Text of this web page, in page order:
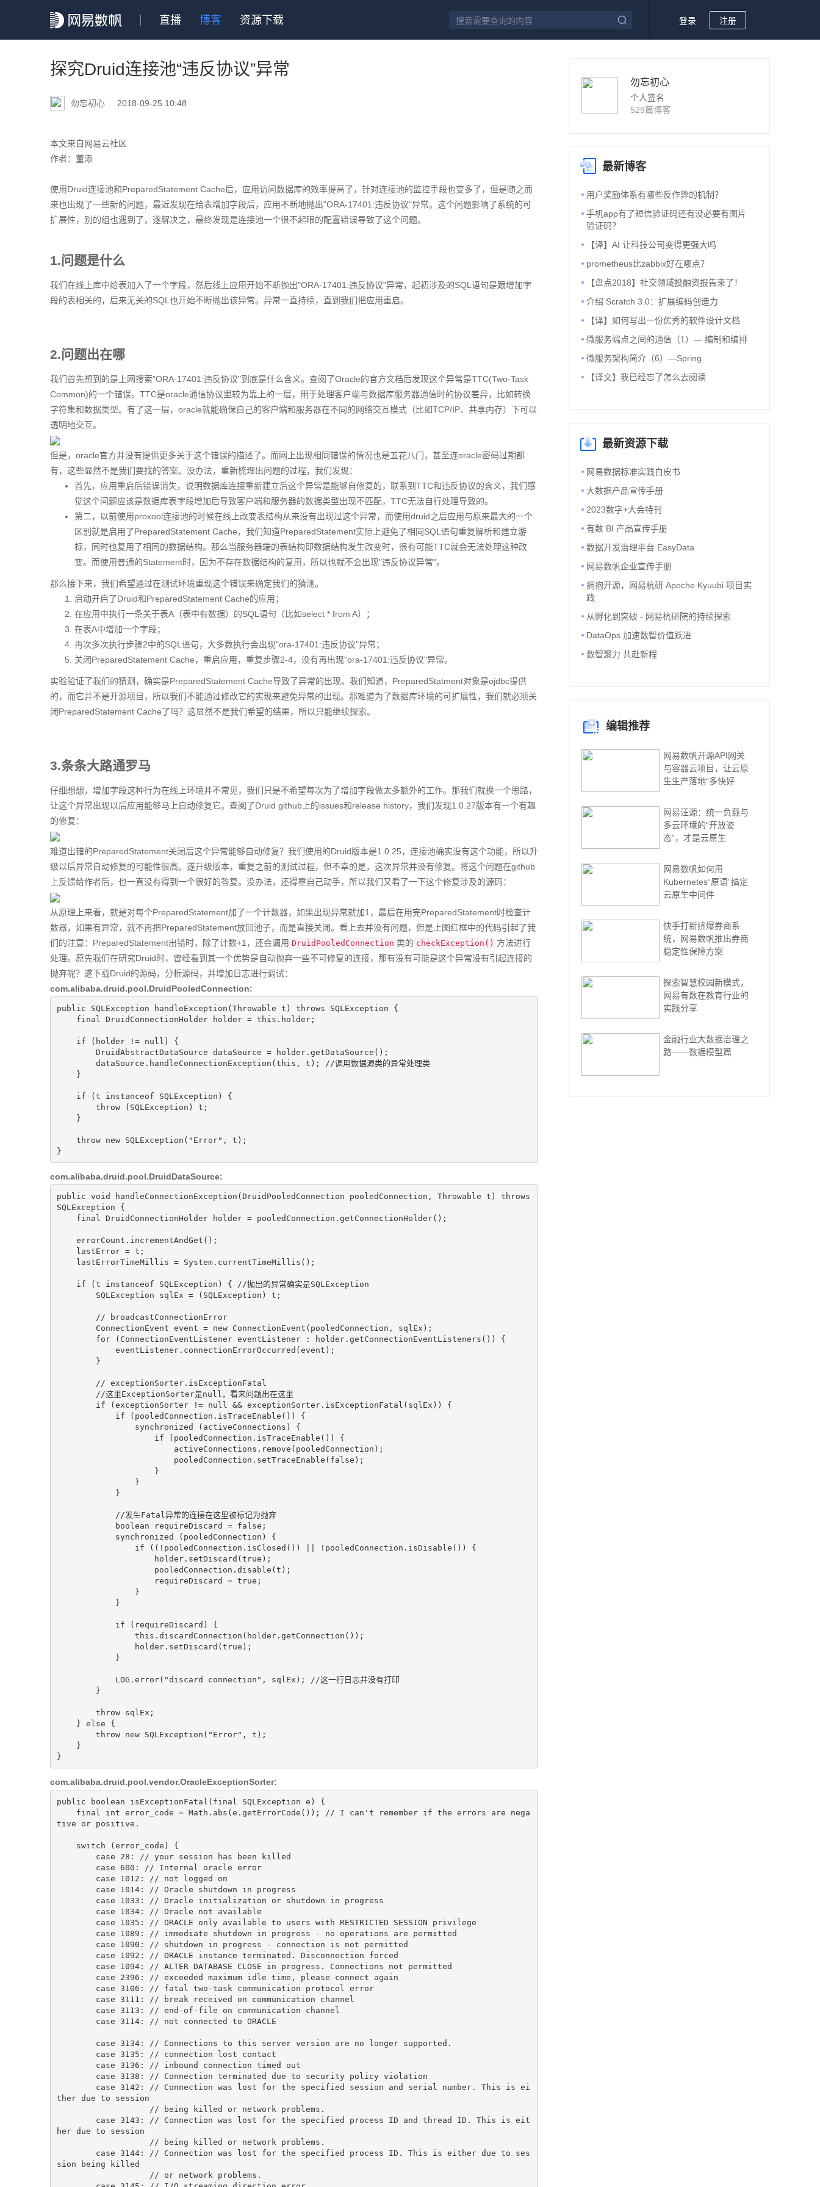
直播 博客 资源下载 登录 注册
勿忘初心
个人签名
529篇博客
最新博客
用户奖励体系有哪些反作弊的机制？
手机app有了短信验证码还有没必要有图片
验证码？
【译】AI 让科技公司变得更强大吗
prometheus比zabbix好在哪点？
【盘点2018】社交领域投融资报告来了！
介绍 Scratch 3.0：扩展编码创造力
【译】如何写出一份优秀的软件设计文档
微服务端点之间的通信（1）— 编制和编排
微服务架构简介（6）—Spring
【译文】我已经忘了怎么去阅读
最新资源下载
网易数据标准实践白皮书
大数据产品宣传手册
2023数字+大会特刊
有数 BI 产品宣传手册
数据开发治理平台 EasyData
网易数帆企业宣传手册
拥抱开源，网易杭研 Apoche Kyuubi 项目实
践
从孵化到突破 - 网易杭研院的持续探索
DataOps 加速数智价值跃进
数智聚力 共赴新程
编辑推荐
网易数帆开源API网关
与容器云项目，让云原
生生产落地“多快好
网易汪源：统一负载与
多云环境的“开放姿
态”，才是云原生
网易数帆如何用
Kubernetes“原语”搞定
云原生中间件
快手打新挤爆券商系
统，网易数帆推出券商
稳定性保障方案
探索智慧校园新模式，
网易有数在教育行业的
实践分享
金融行业大数据治理之
路——数据模型篇
探究Druid连接池“违反协议”异常
勿忘初心 2018-09-25 10:48
本文来自网易云社区
作者：董添
使用Druid连接池和PreparedStatement Cache后，应用访问数据库的效率提高了，针对连接池的监控手段也变多了，但是随之而
来也出现了一些新的问题，最近发现在给表增加字段后，应用不断地抛出"ORA-17401:违反协议"异常。这个问题影响了系统的可
扩展性，别的组也遇到了，遂解决之，最终发现是连接池一个很不起眼的配置错误导致了这个问题。
1.问题是什么
我们在线上库中给表加入了一个字段，然后线上应用开始不断抛出"ORA-17401:违反协议"异常，起初涉及的SQL语句是跟增加字
段的表相关的，后来无关的SQL也开始不断抛出该异常。异常一直持续，直到我们把应用重启。
2.问题出在哪
我们首先想到的是上网搜索"ORA-17401:违反协议"到底是什么含义。查阅了Oracle的官方文档后发现这个异常是TTC(Two-Task
Common)的一个错误。TTC是oracle通信协议里较为靠上的一层，用于处理客户端与数据库服务器通信时的协议差异，比如转换
字符集和数据类型。有了这一层，oracle就能确保自己的客户端和服务器在不同的网络交互模式（比如TCP/IP、共享内存）下可以
透明地交互。
但是，oracle官方并没有提供更多关于这个错误的描述了。而网上出现相同错误的情况也是五花八门，甚至连oracle密码过期都
有，这些显然不是我们要找的答案。没办法，重新梳理出问题的过程，我们发现：
首先，应用重启后错误消失，说明数据库连接重新建立后这个异常是能够自修复的，联系到TTC和违反协议的含义，我们感
觉这个问题应该是数据库表字段增加后导致客户端和服务器的数据类型出现不匹配，TTC无法自行处理导致的。
第二，以前使用proxool连接池的时候在线上改变表结构从来没有出现过这个异常，而使用druid之后应用与原来最大的一个
区别就是启用了PreparedStatement Cache，我们知道PreparedStatement实际上避免了相同SQL语句重复解析和建立游
标，同时也复用了相同的数据结构。那么当服务器端的表结构即数据结构发生改变时，很有可能TTC就会无法处理这种改
变。而使用普通的Statement时，因为不存在数据结构的复用，所以也就不会出现"违反协议异常"。
那么接下来，我们希望通过在测试环境重现这个错误来确定我们的猜测。
启动开启了Druid和PreparedStatement Cache的应用；
在应用中执行一条关于表A（表中有数据）的SQL语句（比如select * from A）；
在表A中增加一个字段；
再次多次执行步骤2中的SQL语句，大多数执行会出现"ora-17401:违反协议"异常；
关闭PreparedStatement Cache，重启应用，重复步骤2-4，没有再出现"ora-17401:违反协议"异常。
实验验证了我们的猜测，确实是PreparedStatement Cache导致了异常的出现。我们知道，PreparedStatment对象是ojdbc提供
的，而它并不是开源项目，所以我们不能通过修改它的实现来避免异常的出现。那难道为了数据库环境的可扩展性，我们就必须关
闭PreparedStatement Cache了吗？这显然不是我们希望的结果，所以只能继续探索。
3.条条大路通罗马
仔细想想，增加字段这种行为在线上环境并不常见，我们只是不希望每次为了增加字段做太多额外的工作。那我们就换一个思路，
让这个异常出现以后应用能够马上自动修复它。查阅了Druid github上的issues和release history，我们发现1.0.27版本有一个有趣
的修复：
难道出错的PreparedStatement关闭后这个异常能够自动修复？我们使用的Druid版本是1.0.25，连接池确实没有这个功能，所以升
级以后异常自动修复的可能性很高。遂升级版本，重复之前的测试过程，但不幸的是，这次异常并没有修复。将这个问题在github
上反馈给作者后，也一直没有得到一个很好的答复。没办法，还得靠自己动手，所以我们又看了一下这个修复涉及的源码：
从原理上来看，就是对每个PreparedStatement加了一个计数器，如果出现异常就加1，最后在用完PreparedStatement时检查计
数器，如果有异常，就不再把PreparedStatement放回池子，而是直接关闭。看上去并没有问题，但是上图红框中的代码引起了我
们的注意：PreparedStatement出错时，除了计数+1，还会调用 DruidPooledConnection 类的 checkException() 方法进行
处理。原先我们在研究Druid时，曾经看到其一个优势是自动抛弃一些不可修复的连接，那有没有可能是这个异常没有引起连接的
抛弃呢？遂下载Druid的源码，分析源码，并增加日志进行调试：
com.alibaba.druid.pool.DruidPooledConnection:
public SQLException handleException (Throwable t) throws SQLException {
final
DruidConnectionHolder holder = this .holder;
if (holder != null ) {
        dataSource.handleConnectionException(
this , t);
//调用数据源类的异常处理类
if (t instanceof SQLException) {
throw (SQLException) t;
throw new SQLException ( "Error" , t) ;
com.alibaba.druid.pool.DruidDataSource:
public void handleConnectionException (DruidPooledConnection pooledConnection, Throwable t)
throws
SQLException {
final
DruidConnectionHolder holder = pooledConnection.getConnectionHolder();
if (t instanceof SQLException) {
//抛出的异常确实是SQLException
// broadcastConnectionError
        ConnectionEvent event =
new ConnectionEvent(pooledConnection, sqlEx);
for (ConnectionEventListener eventListener : holder.getConnectionEventListeners()) {
// exceptionSorter.isExceptionFatal
//这里ExceptionSorter是null，看来问题出在这里
if (exceptionSorter != null
&& exceptionSorter.isExceptionFatal(sqlEx)) {
if (pooledConnection.isTraceEnable()) {
synchronized (activeConnections) {
if (pooledConnection.isTraceEnable()) {
                        pooledConnection.setTraceEnable(
false );
//发生Fatal异常的连接在这里被标记为抛弃
boolean requireDiscard = false ;
synchronized (pooledConnection) {
if ((!pooledConnection.isClosed()) || !pooledConnection.isDisable()) {
                    holder.setDiscard(
true );
                    requireDiscard =
true ;
if (requireDiscard) {
this .discardConnection(holder.getConnection());
                holder.setDiscard(
true );
            LOG.error(
"discard connection" , sqlEx);
//这一行日志并没有打印
throw sqlEx;
    }
else {
throw
new SQLException ( "Error" , t) ;
com.alibaba.druid.pool.vendor.OracleExceptionSorter:
public boolean isExceptionFatal(final SQLException e) {
tive or positive.
    switch (error_code) {
        case 28: // your session has been killed
        case 600: // Internal oracle error
        case 1012: // not logged on
        case 1014: // Oracle shutdown in progress
        case 1033: // Oracle initialization or shutdown in progress
        case 1034: // Oracle not available
        case 1035: // ORACLE only available to users with RESTRICTED SESSION privilege
        case 1089: // immediate shutdown in progress - no operations are permitted
        case 1090: // shutdown in progress - connection is not permitted
        case 1092: // ORACLE instance terminated. Disconnection forced
        case 1094: // ALTER DATABASE CLOSE in progress. Connections not permitted
        case 2396: // exceeded maximum idle time, please connect again
        case 3106: // fatal two-task communication protocol error
        case 3111: // break received on communication channel
        case 3113: // end-of-file on communication channel
        case 3114: // not connected to ORACLE
        case 3134: // Connections to this server version are no longer supported.
        case 3135: // connection lost contact
        case 3136: // inbound connection timed out
        case 3138: // Connection terminated due to security policy violation
ther due to session
                   // being killed or network problems.
her due to session
                   // being killed or network problems.
sion being killed
                   // or network problems.